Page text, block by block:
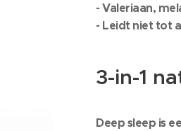
- Valeriaan,
- Leidt niet tot
3-in-1
Deep sleep is